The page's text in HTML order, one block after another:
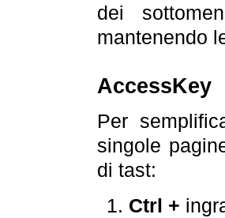
dei
mantenendo
AccessKey
Per
singole
di tast:
Ctrl +